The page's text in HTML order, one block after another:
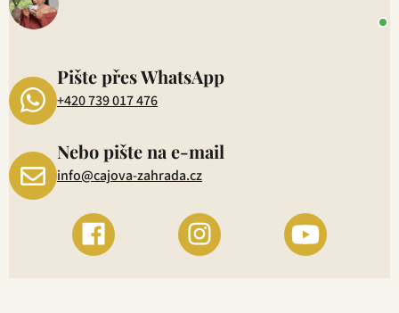
Pište přes WhatsApp
+420 739 017 476
Nebo pište na e-mail
info@cajova-zahrada.cz